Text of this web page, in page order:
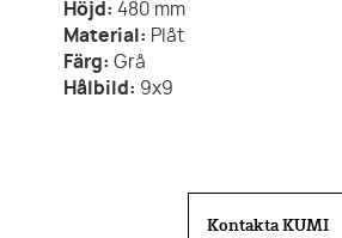
Höjd: 480 mm
Material: Plåt
Färg: Grå
Hålbild: 9x9
Kontakta KUMI